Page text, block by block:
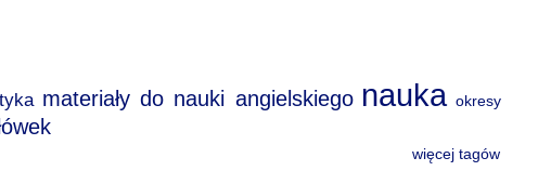
materiały do nauki angielskiego nauka okresy
więcej tagów